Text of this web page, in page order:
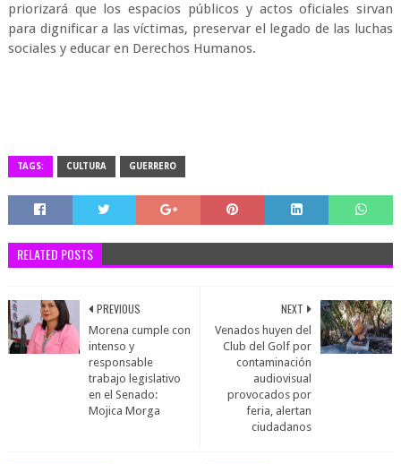
priorizará que los espacios públicos y actos oficiales sirvan
para dignificar a las víctimas, preservar el legado de las luchas
sociales y educar en Derechos Humanos.
TAGS: CULTURA GUERRERO
RELATED POSTS
NEXT
Venados huyen del
Club del Golf por
contaminación
audiovisual
provocados por
feria, alertan
ciudadanos
PREVIOUS
Morena cumple con
intenso y
responsable
trabajo legislativo
en el Senado:
Mojica Morga